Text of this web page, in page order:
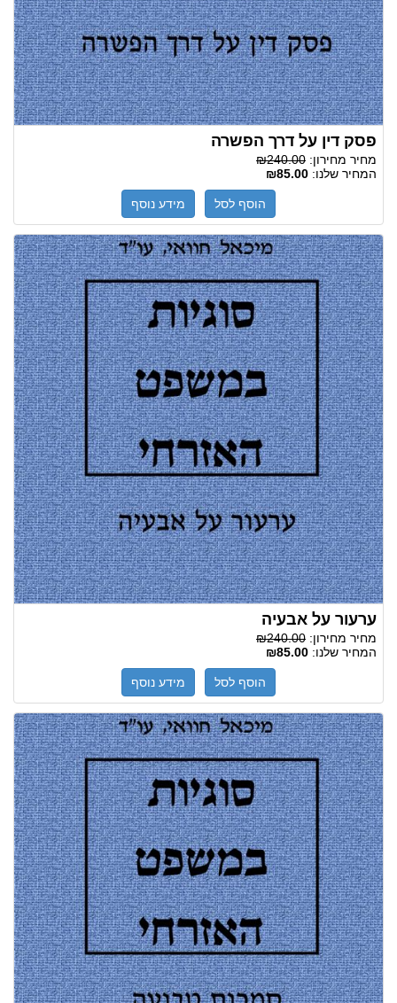
פסק דין על דרך הפשרה
מחיר מחירון: ₪240.00
המחיר שלנו: ₪85.00
הוסף לסל מידע נוסף
ערעור על אבעיה
מחיר מחירון: ₪240.00
המחיר שלנו: ₪85.00
הוסף לסל מידע נוסף